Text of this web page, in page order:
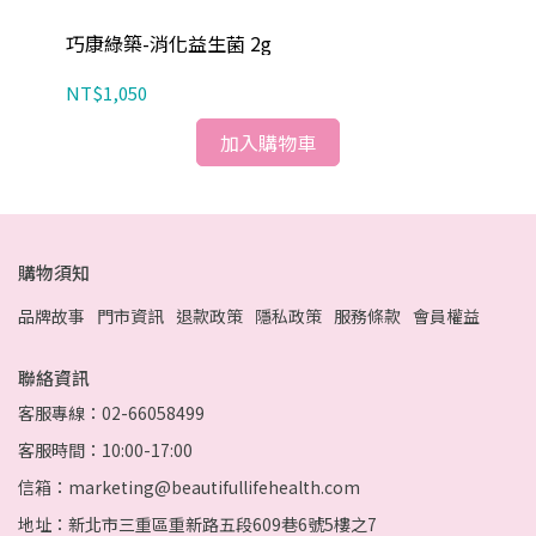
巧康綠築-消化益生菌 2g
NT$1,050
加入購物車
購物須知
品牌故事 門市資訊 退款政策 隱私政策 服務條款 會員權益
聯絡資訊
客服專線：02-66058499
客服時間：10:00-17:00
信箱：marketing@beautifullifehealth.com
地址：新北市三重區重新路五段609巷6號5樓之7